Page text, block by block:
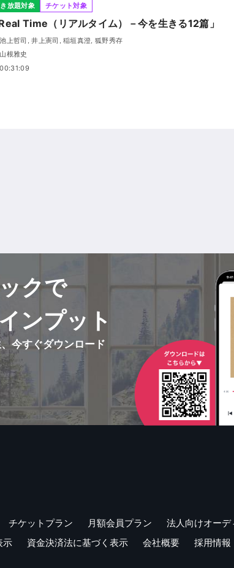
放題対象 チケット対象
Real Time（リアルタイム）－今を生きる12篇」
池上哲司, 井上憲司, 稲垣真澄, 狐野秀存
山根雅史
00:31:09
クで
ンプット
今すぐダウンロード
チケットプラン 月額会員プラン
法人向けオーデ
示 資金決済法に基づく表示 会社概要 採用情報